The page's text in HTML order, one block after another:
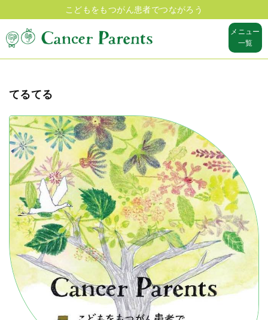
こどもをもつがん患者でつながろう
メニュー
一覧
てるてる